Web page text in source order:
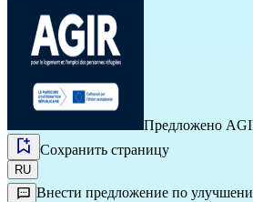
Предложено
Сохранить страницу
RU
Внести предложение по